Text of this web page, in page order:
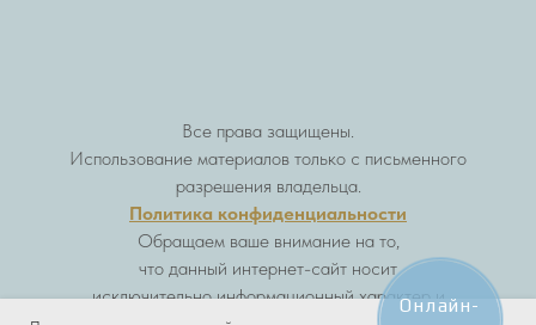
Все права защищены.
Использование материалов только с письменного
разрешения владельца.
Политика конфиденциальности
Обращаем ваше внимание на то,
что данный интернет-сайт носит
исключительно информационный характер и
Онлайн-